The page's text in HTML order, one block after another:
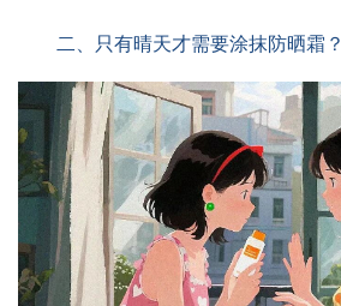
二、只有晴天才需要涂抹防晒霜？